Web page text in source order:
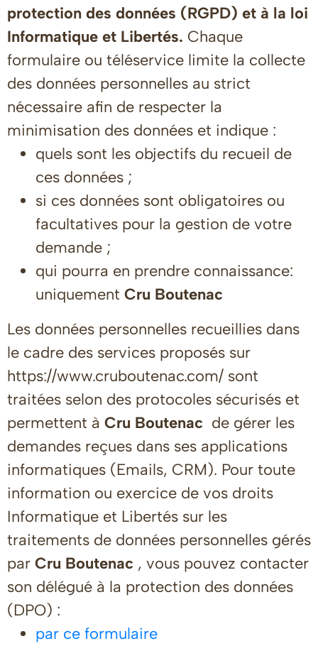
protection des données (RGPD) et à la loi
Informatique et Libertés. Chaque
formulaire ou téléservice limite la collecte
des données personnelles au strict
nécessaire afin de respecter la
minimisation des données et indique :
quels sont les objectifs du recueil de
ces données ;
si ces données sont obligatoires ou
facultatives pour la gestion de votre
demande ;
qui pourra en prendre connaissance:
uniquement Cru Boutenac
Les données personnelles recueillies dans
le cadre des services proposés sur
https://www.cruboutenac.com/ sont
traitées selon des protocoles sécurisés et
permettent à Cru Boutenac de gérer les
demandes reçues dans ses applications
informatiques (Emails, CRM). Pour toute
information ou exercice de vos droits
Informatique et Libertés sur les
traitements de données personnelles gérés
par Cru Boutenac , vous pouvez contacter
son délégué à la protection des données
(DPO) :
par ce formulaire